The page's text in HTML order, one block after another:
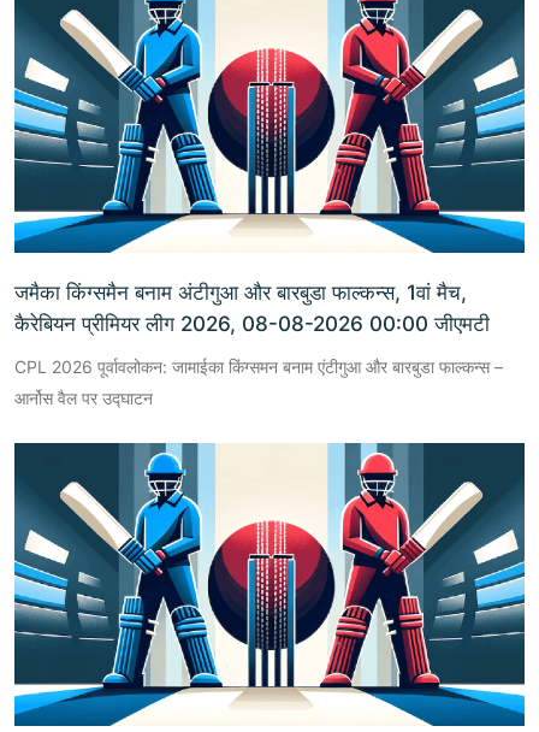
जमैका किंग्समैन बनाम अंटीगुआ और बारबुडा फाल्कन्स, 1वां मैच,
कैरेबियन प्रीमियर लीग 2026, 08-08-2026 00:00 जीएमटी
CPL 2026 पूर्वावलोकन: जामाईका किंग्समन बनाम एंटीगुआ और बारबुडा फाल्कन्स –
आर्नोस वैल पर उद्घाटन